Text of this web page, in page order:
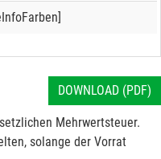
DOWNLOAD (PDF)
Mehrwertsteuer.
solange der Vorrat